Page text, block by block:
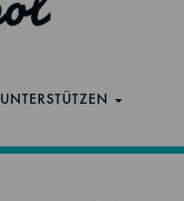
UNTERSTÜTZEN